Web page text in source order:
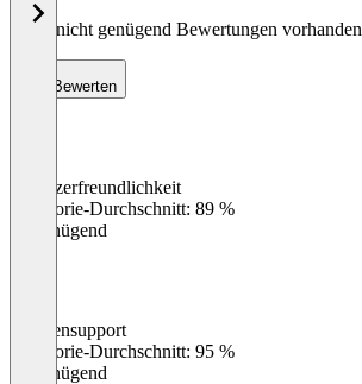
Noch nicht genügend Bewertungen vorhanden
Bewerten
Benutzerfreundlichkeit
Kategorie-Durchschnitt: 89 %
Ungenügend
Kundensupport
Kategorie-Durchschnitt: 95 %
Ungenügend